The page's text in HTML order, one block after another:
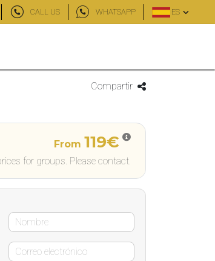
CALL US WHATSAPP ES
Compartir
From 119€
for groups. Please contact.